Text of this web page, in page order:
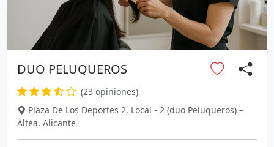
DUO PELUQUEROS
(23 opiniones)
Plaza De Los Deportes 2, Local - 2 (duo Peluqueros) –
Altea, Alicante